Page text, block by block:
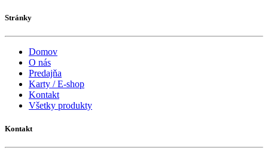
Stránky
Domov
O nás
Predajňa
Karty / E-shop
Kontakt
Všetky produkty
Kontakt